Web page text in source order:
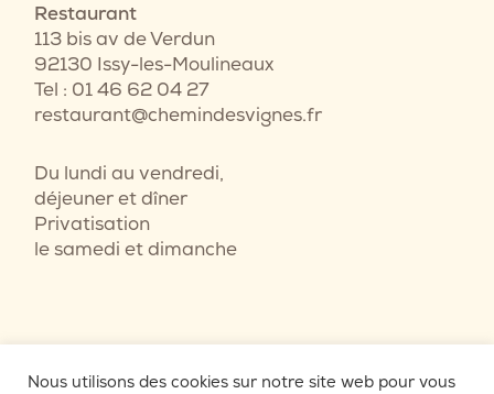
Restaurant
113 bis av de Verdun
92130 Issy-les-Moulineaux
Tel : 01 46 62 04 27
restaurant@chemindesvignes.fr
Du lundi au vendredi,
déjeuner et dîner
Privatisation
le samedi et dimanche
Nous utilisons des cookies sur notre site web pour vous